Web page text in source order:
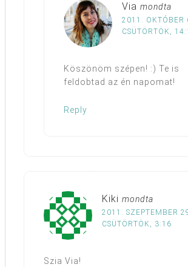
Via mondta
2011. OKTÓBER
CSÜTÖRTÖK,
Köszönöm szépen! :) Te is
feldobtad az én napomat!
Reply
Kiki mondta
2011. SZEPTEMBER
CSÜTÖRTÖK, 3:16
Szia Via!